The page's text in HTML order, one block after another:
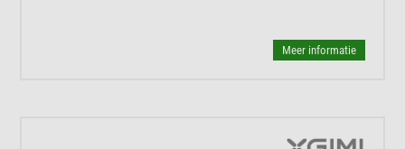
Meer informatie